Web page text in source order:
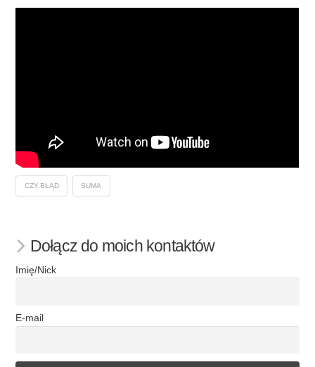
CZY.BŁĄD SUMA
Dołącz do moich kontaktów
Imię/Nick
E-mail